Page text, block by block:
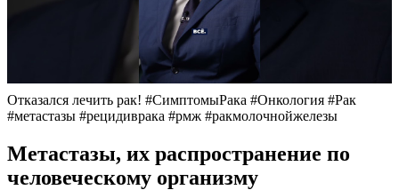
Отказался лечить рак! #СимптомыРака #Онкология #Рак
#метастазы #рецидиврака #рмж #ракмолочнойжелезы
Метастазы, их распространение по
человеческому организму